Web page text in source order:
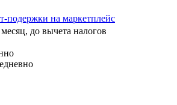
подержки на маркетплейс
месяц, до вычета налогов